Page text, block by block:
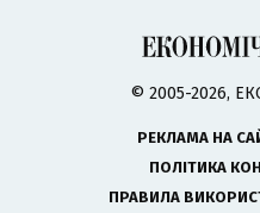
© 2005-2026,
РЕКЛАМА НА
ПОЛІТИКА
ПРАВИЛА